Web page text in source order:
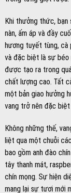
liệt qua một chuỗi
bao gồm anh đào
tây thanh mát,
chín mọng. Sự hiện
mang lại sự tươi mới
tổng thể hương vị
thấy say mê và đắm
hoàn hảo, góp phần
lưỡi. Tannin không
trúc cho rượu, giúp
vani. Điều này làm
hài hòa, phù hợp với
bắt đầu đến những